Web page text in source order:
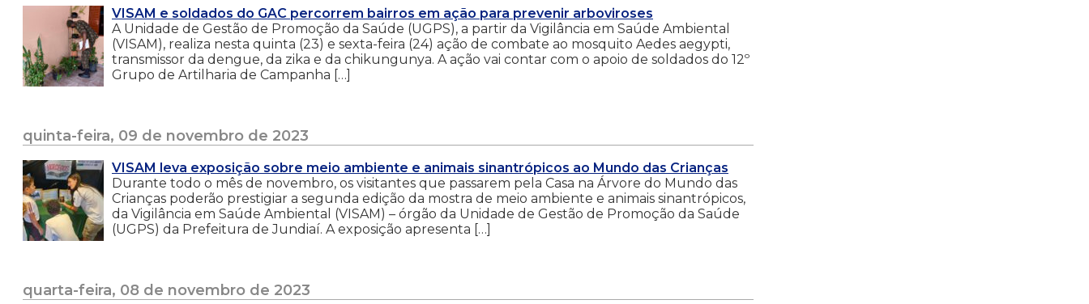
VISAM e soldados do GAC percorrem bairros em ação para prevenir arboviroses
A Unidade de Gestão de Promoção da Saúde (UGPS), a partir da Vigilância em Saúde Ambiental
(VISAM), realiza nesta quinta (23) e sexta-feira (24) ação de combate ao mosquito Aedes aegypti,
transmissor da dengue, da zika e da chikungunya. A ação vai contar com o apoio de soldados do 12º
Grupo de Artilharia de Campanha […]
quinta-feira, 09 de novembro de 2023
VISAM leva exposição sobre meio ambiente e animais sinantrópicos ao Mundo das Crianças
Durante todo o mês de novembro, os visitantes que passarem pela Casa na Árvore do Mundo das
Crianças poderão prestigiar a segunda edição da mostra de meio ambiente e animais sinantrópicos,
da Vigilância em Saúde Ambiental (VISAM) – órgão da Unidade de Gestão de Promoção da Saúde
(UGPS) da Prefeitura de Jundiaí. A exposição apresenta […]
quarta-feira, 08 de novembro de 2023